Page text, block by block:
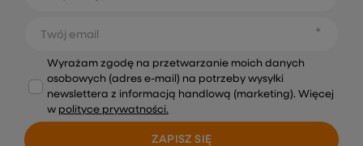
Twój email
Wyrażam zgodę na przetwarzanie moich danych
osobowych (adres e-mail) na potrzeby wysyłki
newslettera z informacją handlową (marketing). Więcej
w polityce prywatności.
ZAPISZ SIĘ